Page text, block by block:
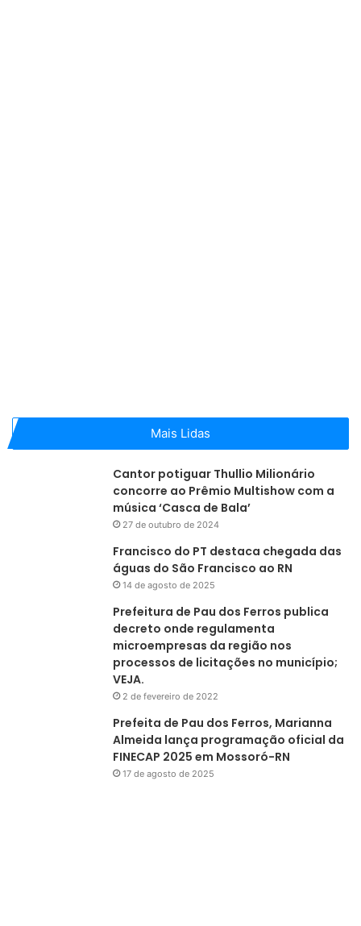
Mais Lidas
Cantor potiguar Thullio Milionário
concorre ao Prêmio Multishow com a
música ‘Casca de Bala’
27 de outubro de 2024
Francisco do PT destaca chegada das
águas do São Francisco ao RN
14 de agosto de 2025
Prefeitura de Pau dos Ferros publica
decreto onde regulamenta
microempresas da região nos
processos de licitações no município;
VEJA.
2 de fevereiro de 2022
Prefeita de Pau dos Ferros, Marianna
Almeida lança programação oficial da
FINECAP 2025 em Mossoró-RN
17 de agosto de 2025